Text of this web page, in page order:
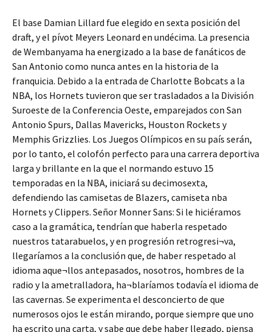
El base Damian Lillard fue elegido en sexta posición del
draft, y el pívot Meyers Leonard en undécima. La presencia
de Wembanyama ha energizado a la base de fanáticos de
San Antonio como nunca antes en la historia de la
franquicia. Debido a la entrada de Charlotte Bobcats a la
NBA, los Hornets tuvieron que ser trasladados a la División
Suroeste de la Conferencia Oeste, emparejados con San
Antonio Spurs, Dallas Mavericks, Houston Rockets y
Memphis Grizzlies. Los Juegos Olímpicos en su país serán,
por lo tanto, el colofón perfecto para una carrera deportiva
larga y brillante en la que el normando estuvo 15
temporadas en la NBA, iniciará su decimosexta,
defendiendo las camisetas de Blazers, camiseta nba
Hornets y Clippers. Señor Monner Sans: Si le hiciéramos
caso a la gramática, tendrían que haberla respetado
nuestros tatarabuelos, y en progresión retrogresi¬va,
llegaríamos a la conclusión que, de haber respetado al
idioma aque¬llos antepasados, nosotros, hombres de la
radio y la ametralladora, ha¬blaríamos todavía el idioma de
las cavernas. Se experimenta el desconcierto de que
numerosos ojos le están mirando, porque siempre que uno
ha escrito una carta, y sabe que debe haber llegado, piensa